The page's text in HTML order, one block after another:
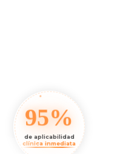
95%
de aplicabilidad
clínica inmediata